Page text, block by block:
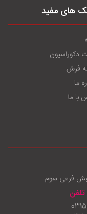
های مفید
دکوراسیون
فرش
ما
با ما
فرعی سوم
تلفن